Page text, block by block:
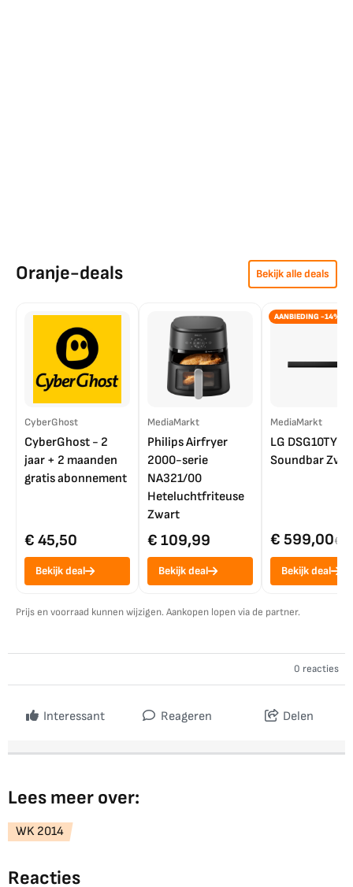
Oranje-deals Bekijk alle deals
CyberGhost
CyberGhost - 2
jaar + 2 maanden
gratis abonnement
€ 45,50
Bekijk deal
MediaMarkt
Philips Airfryer
2000-serie
NA321/00
Heteluchtfriteuse
Zwart
€ 109,99
Bekijk deal
AANBIEDING -14%
MediaMarkt
LG DSG10TY
Soundbar
€ 599,00€
Bekijk deal
Prijs en voorraad kunnen wijzigen. Aankopen lopen via de partner.
0 reacties
Interessant Reageren Delen
Lees meer over:
WK 2014
Reacties